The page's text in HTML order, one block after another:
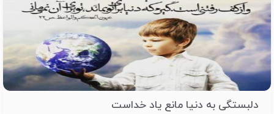
دلبستگی به دنیا مانع یاد خداست